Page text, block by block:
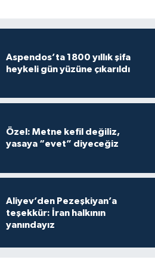
Aspendos’ta 1800 yıllık şifa
heykeli gün yüzüne çıkarıldı
Özel: Metne kefil değiliz,
yasaya “evet” diyeceğiz
Aliyev’den Pezeşkiyan’a
teşekkür: İran halkının
yanındayız